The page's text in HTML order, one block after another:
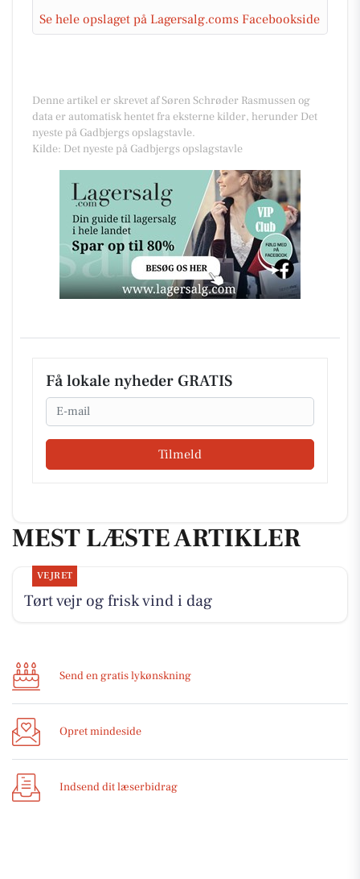
Se hele opslaget på Lagersalg.coms Facebookside
Denne artikel er skrevet af Søren Schrøder Rasmussen og
data er automatisk hentet fra eksterne kilder, herunder Det
nyeste på Gadbjergs opslagstavle.
Kilde: Det nyeste på Gadbjergs opslagstavle
Få lokale nyheder GRATIS
Email
Tilmeld
MEST LÆSTE ARTIKLER
VEJRET
Tørt vejr og frisk vind i dag
Send en gratis lykønskning
Opret mindeside
Indsend dit læserbidrag